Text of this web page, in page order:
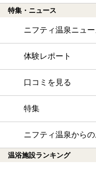
特集・ニュース
ニフティ温泉ニュー
体験レポート
口コミを見る
特集
ニフティ温泉から
温浴施設ランキング